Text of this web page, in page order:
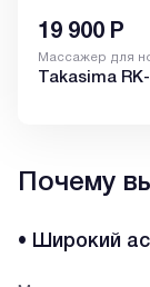
19 900 Р
Массажер для
Takasima
Почему
• Широкий